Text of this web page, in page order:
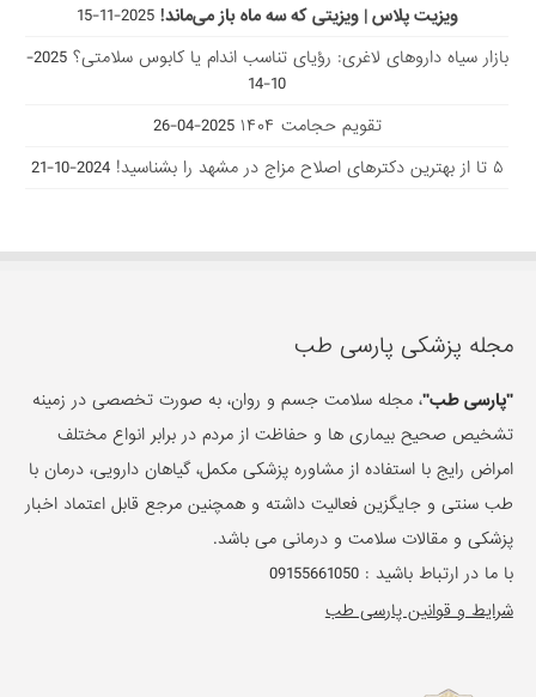
ویزیت پلاس | ویزیتی که سه ماه باز می‌ماند! 2025-11-15
بازار سیاه داروهای لاغری: رؤیای تناسب اندام یا کابوس سلامتی؟
2025-
10-14
تقویم حجامت ۱۴۰۴
2025-04-26
۵ تا از بهترین دکتر‌های اصلاح مزاج در مشهد را بشناسید!
2024-10-21
مجله پزشکی پارسی طب
"پارسی طب"، مجله سلامت جسم و روان، به صورت تخصصی در زمینه
تشخیص صحیح بیماری ها و حفاظت از مردم در برابر انواع مختلف
امراض رایج با استفاده از مشاوره پزشکی مکمل، گیاهان دارویی، درمان با
طب سنتی و جایگزین فعالیت داشته و همچنین مرجع قابل اعتماد اخبار
پزشکی و مقالات سلامت و درمانی می باشد.
با ما در ارتباط باشید :09155661050
شرایط و قوانین پارسی طب